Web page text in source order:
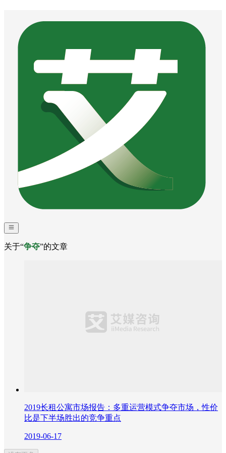
关于“争夺”的文章
2019长租公寓市场报告：多重运营模式争夺市场，性价
比是下半场胜出的竞争重点
2019-06-17